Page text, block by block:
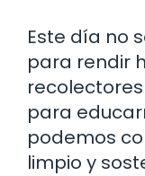
Este día no
para rendir
para
podemos
limpio y